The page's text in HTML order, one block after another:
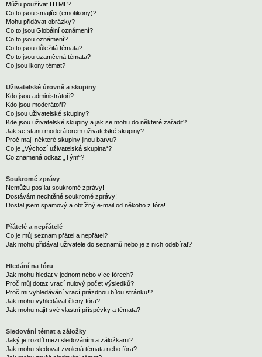
Můžu používat HTML?
Co to jsou smajlíci (emotikony)?
Mohu přidávat obrázky?
Co to jsou Globální oznámení?
Co to jsou oznámení?
Co to jsou důležitá témata?
Co to jsou uzamčená témata?
Co jsou ikony témat?
Uživatelské úrovně a skupiny
Kdo jsou administrátoři?
Kdo jsou moderátoři?
Co jsou uživatelské skupiny?
Kde jsou uživatelské skupiny a jak se mohu do některé zařadit?
Jak se stanu moderátorem uživatelské skupiny?
Proč mají některé skupiny jinou barvu?
Co je „Výchozí uživatelská skupina“?
Co znamená odkaz „Tým“?
Soukromé zprávy
Nemůžu posílat soukromé zprávy!
Dostávám nechtěné soukromé zprávy!
Dostal jsem spamový a obtížný e-mail od někoho z fóra!
Přátelé a nepřátelé
Co je můj seznam přátel a nepřátel?
Jak mohu přidávat uživatele do seznamů nebo je z nich odebírat?
Hledání na fóru
Jak mohu hledat v jednom nebo více fórech?
Proč můj dotaz vrací nulový počet výsledků?
Proč mi vyhledávání vrací prázdnou bílou stránku!?
Jak mohu vyhledávat členy fóra?
Jak mohu najít své vlastní příspěvky a témata?
Sledování témat a záložky
Jaký je rozdíl mezi sledováním a záložkami?
Jak mohu sledovat zvolená témata nebo fóra?